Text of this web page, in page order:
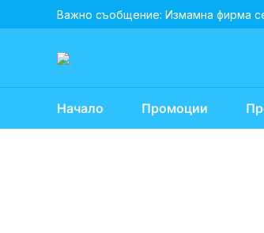
to
Важно съобщение: Измамна фирма
Начало Промоции